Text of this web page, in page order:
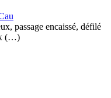
passage encaissé, défilé
(…)